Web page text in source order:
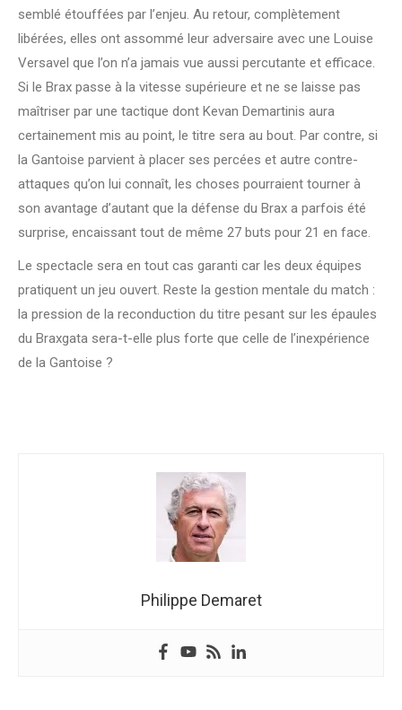
semblé étouffées par l’enjeu. Au retour, complètement
libérées, elles ont assommé leur adversaire avec une Louise
Versavel que l’on n’a jamais vue aussi percutante et efficace.
Si le Brax passe à la vitesse supérieure et ne se laisse pas
maîtriser par une tactique dont Kevan Demartinis aura
certainement mis au point, le titre sera au bout. Par contre, si
la Gantoise parvient à placer ses percées et autre contre-
attaques qu’on lui connaît, les choses pourraient tourner à
son avantage d’autant que la défense du Brax a parfois été
surprise, encaissant tout de même 27 buts pour 21 en face.
Le spectacle sera en tout cas garanti car les deux équipes
pratiquent un jeu ouvert. Reste la gestion mentale du match :
la pression de la reconduction du titre pesant sur les épaules
du Braxgata sera-t-elle plus forte que celle de l’inexpérience
de la Gantoise ?
Philippe Demaret